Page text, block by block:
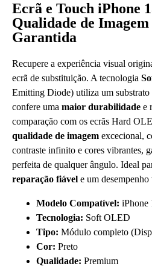
Ecrã e Touch iPhone
Qualidade de
Garantida
Recupere a experiência visual
ecrã de substituição. A tecnologia
Emitting Diode) utiliza um
confere uma maior durabilidade e
comparação com os ecrãs Hard
qualidade de imagem excecional,
contraste infinito e cores vibrantes,
perfeita de qualquer ângulo. Ideal
reparação fiável e um
Modelo Compatível: iPhone
Tecnologia: Soft OLED
Tipo: Módulo completo
Cor: Preto
Qualidade: Premium